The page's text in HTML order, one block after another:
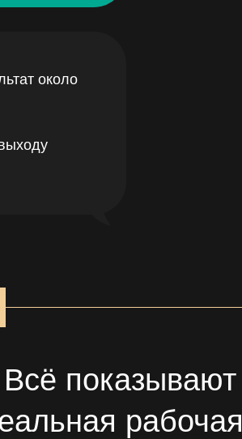
около
показывают
рабочая